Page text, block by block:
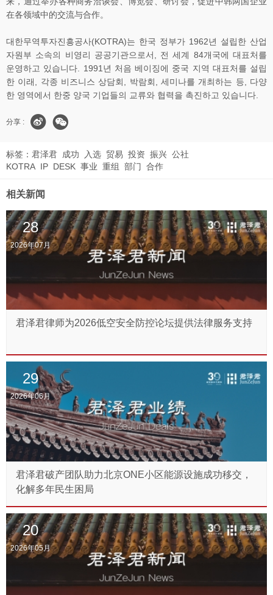
在各领域中的交流与合作。
대한무역투자진흥공사(KOTRA)는 한국 정부가 1962년 설립한 산업
자원부 소속의 비영리 공공기관으로서, 전 세계 84개국에 대표처를
운영하고 있습니다. 1991년 처음 베이징에 중국 지역 대표처를 설립
한 이래, 각종 비즈니스 상담회, 박람회, 세미나를 개최하는 등, 다양
한 영역에서 한중 양국 기업들의 교류와 협력을 촉진하고 있습니다.
分享 :
标签： 君泽君 成功 入选 贸易 投资 振兴 公社
KOTRA IP DESK 事业 重组 部门 合作
相关新闻
28
2026年07月
君泽君律师为2026低空安全防控论坛提供法律服务支持
29
2026年06月
君泽君破产团队助力北京ONE小区能源设施成功移交，
化解多年民生困局
20
2026年05月